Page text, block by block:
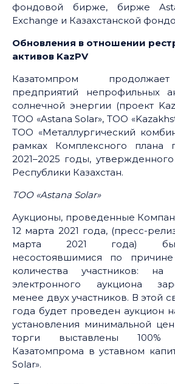
фондовой бирже, бирже
Exchange и Казахстанской
Обновления в отношении
активов KazPV
Казатомпром
предприятий непрофильных
солнечной энергии (проект
ТОО «Astana Solar», ТОО
ТОО «Mеталлургический
рамках Комплексного плана
2021–2025 годы,
Реcпублики Казахстан.
ТОО «Astana Solar»
Аукционы, проведенные
12 марта 2021 года, (пресс-
марта 2021 года)
несостоявшимися по причине
количества участников:
электронного аукциона
менее двух участников. В этой
года будет проведен аукцион
установления минимальной
торги выставлены 100%
Казатомпрома в уставном
Solar».